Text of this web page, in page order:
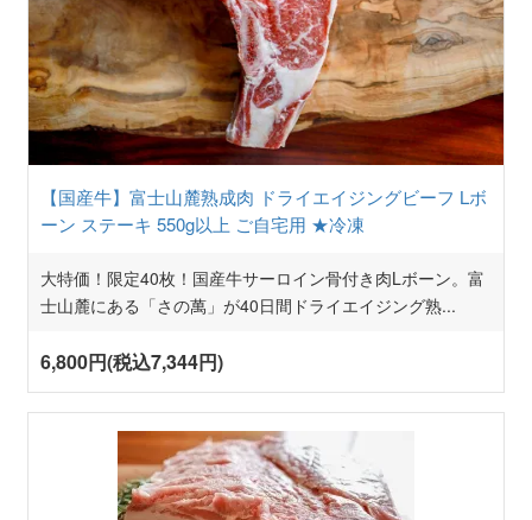
【国産牛】富士山麓熟成肉 ドライエイジングビーフ Lボ
ーン ステーキ 550g以上 ご自宅用 ★冷凍
大特価！限定40枚！国産牛サーロイン骨付き肉Lボーン。富
士山麓にある「さの萬」が40日間ドライエイジング熟...
6,800円(税込7,344円)